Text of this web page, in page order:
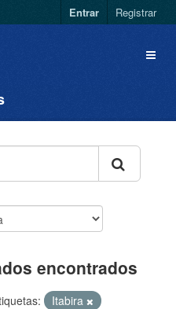
Entrar Registrar
encontrados
Itabira